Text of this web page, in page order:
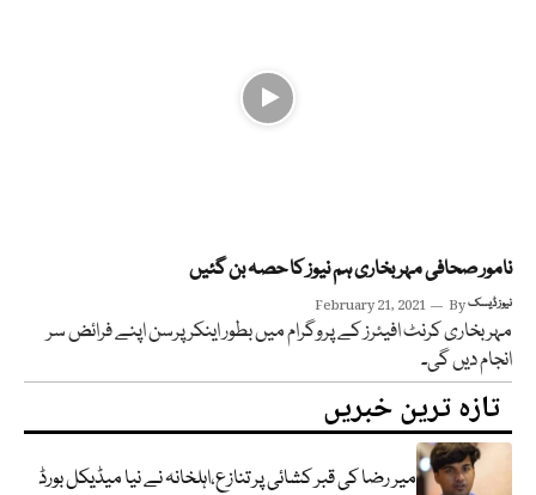
نامور صحافی مہر بخاری ہم نیوز کا حصہ بن گئیں
February 21, 2021 Byنیوز ڈیسک
مہر بخاری کرنٹ افیئرز کے پروگرام میں بطور اینکر پرسن اپنے فرائض سر
انجام دیں گی۔
تازہ ترین خبریں
میر رضا کی قبر کشائی پر تنازع،اہلخانہ نے نیا میڈیکل بورڈ